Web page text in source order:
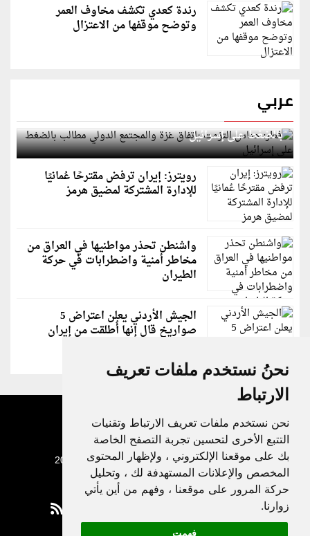
نحنُ نستخدم ملفات تعريف
الارتباط
نحن نستخدم ملفات تعريف الارتباط وتقنيات
التتبع الأخرى لتحسين تجربة التصفح الخاصة
بك على موقعنا الإلكتروني ، ولإظهار المحتوى
المخصص والإعلانات المستهدفة لك ، وتحليل
حركة المرور على موقعنا ، وفهم من أين يأتي
زوارنا.
فهمت
رندة كعدي تكشف مخاوف العمر
وتوضح موقفها من الاعتزال
عربي
قطر: حماس التزمت باتفاق غزة والمجتمع الدولي مطالب
بالضغط على إسرائيل
رويترز: إيران ترفض مقترحًا عُمانيًا
للإدارة المشتركة لمضيق هرمز
واشنطن تحذر مواطنيها في العراق من
مخاطر أمنية واضطرابات في حركة
الطيران
الجيش الأردني يعلن اعتراض 5
صواريخ قال إنها أُطلقت من إيران
جميع الحقوق محفوظة لدنيا الوطن © 2003 - 2022